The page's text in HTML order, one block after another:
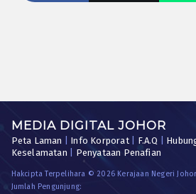
MEDIA DIGITAL JOHOR
Peta Laman Info Korporat| F.A.Q
Keselamatan
Penyataan Penafian
Hakcipta Terpelihara © 2026 Kerajaan Negeri
Jumlah Pengunjung: